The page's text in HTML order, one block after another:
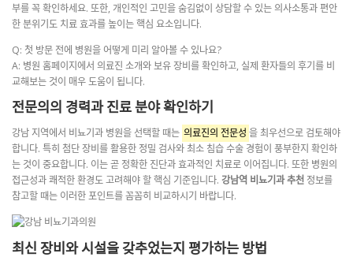
부를 꼭 확인하세요. 또한, 개인적인 고민을 숨김없이 상담할 수 있는 의사소통과 편안
한 분위기도 치료 효과를 높이는 핵심 요소입니다.
Q: 첫 방문 전에 병원을 어떻게 미리 알아볼 수 있나요?
A: 병원 홈페이지에서 의료진 소개와 보유 장비를 확인하고, 실제 환자들의 후기를 비
교해보는 것이 매우 도움이 됩니다.
전문의의 경력과 진료 분야 확인하기
강남 지역에서 비뇨기과 병원을 선택할 때는 의료진의 전문성 을 최우선으로 검토해야
합니다. 특히 첨단 장비를 활용한 정밀 검사와 최소 침습 수술 경험이 풍부한지 확인하
는 것이 중요합니다. 이는 곧 정확한 진단과 효과적인 치료로 이어집니다. 또한 병원의
접근성과 쾌적한 환경도 고려해야 할 핵심 기준입니다. 강남역 비뇨기과 추천 정보를
참고할 때는 이러한 포인트를 꼼꼼히 비교하시기 바랍니다.
최신 장비와 시설을 갖추었는지 평가하는 방법